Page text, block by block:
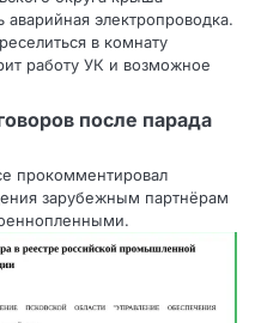
аварийная электропроводка.
в комнату
работу УК и возможное
после парада
прокомментировал
зарубежным партнёрам